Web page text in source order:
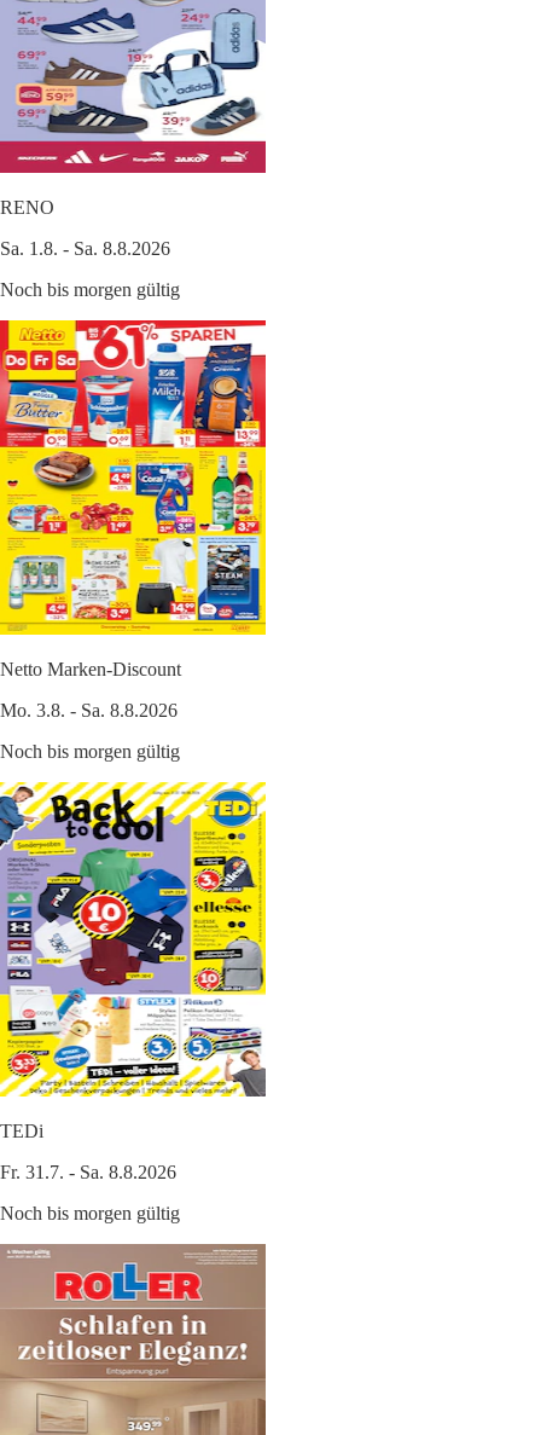
RENO
Sa. 1.8. - Sa. 8.8.2026
Noch bis morgen gültig
Netto Marken-Discount
Mo. 3.8. - Sa. 8.8.2026
Noch bis morgen gültig
TEDi
Fr. 31.7. - Sa. 8.8.2026
Noch bis morgen gültig